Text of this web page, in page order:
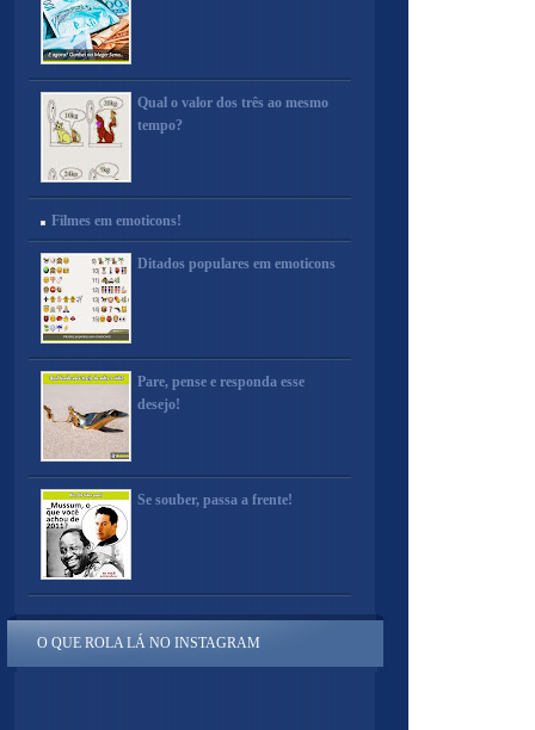
Qual o valor dos três ao mesmo
tempo?
Filmes em emoticons!
Ditados populares em emoticons
Pare, pense e responda esse
desejo!
Se souber, passa a frente!
O QUE ROLA LÁ NO INSTAGRAM